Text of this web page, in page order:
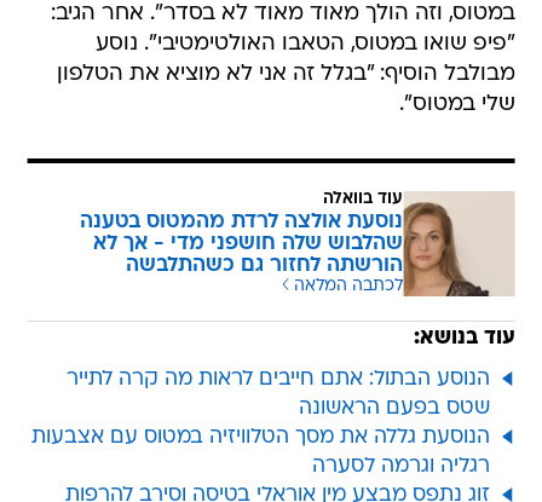
במטוס, וזה הולך מאוד מאוד לא בסדר". אחר הגיב:
"פיפ שואו במטוס, הטאבו האולטימטיבי". נוסע
מבולבל הוסיף: "בגלל זה אני לא מוציא את הטלפון
שלי במטוס".
עוד בוואלה
נוסעת אולצה לרדת מהמטוס בטענה
שהלבוש שלה חושפני מדי - אך לא
הורשתה לחזור גם כשהתלבשה
לכתבה המלאה
עוד בנושא:
הנוסע הבתול: אתם חייבים לראות מה קרה לתייר
שטס בפעם הראשונה
הנוסעת גללה את מסך הטלוויזיה במטוס עם אצבעות
רגליה וגרמה לסערה
זוג נתפס מבצע מין אוראלי בטיסה וסירב להרפות